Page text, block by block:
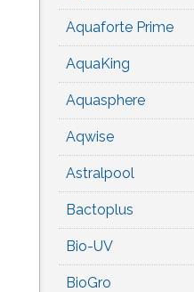
Aquaforte Prime
AquaKing
Aquasphere
Aqwise
Astralpool
Bactoplus
Bio-UV
BioGro